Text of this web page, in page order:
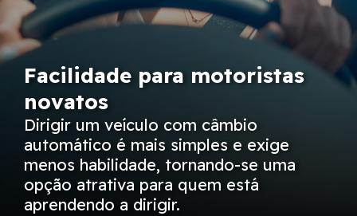
Facilidade para motoristas
novatos
Dirigir um veículo com câmbio
automático é mais simples e exige
menos habilidade, tornando-se uma
opção atrativa para quem está
aprendendo a dirigir.